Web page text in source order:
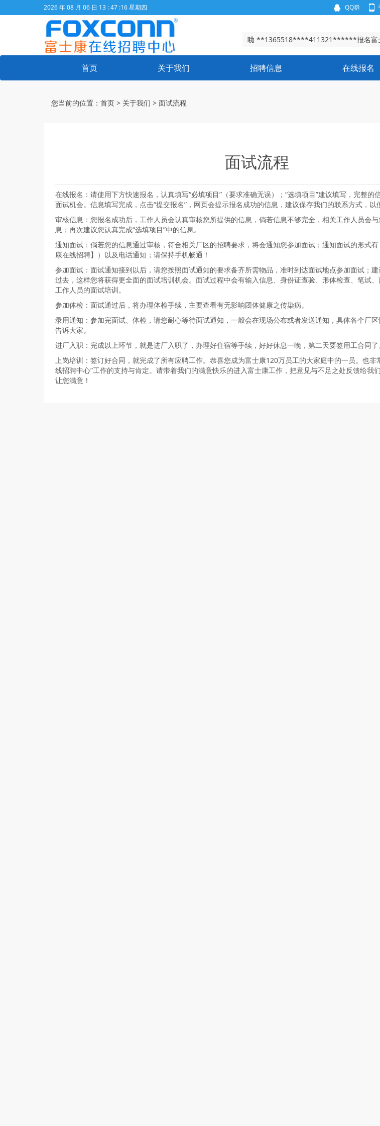
2026 年 08 月 06 日 13 : 47 :17 星期四 QQ群
功
叶 **1365518****411321******报名富士
功
唐 **1512013****511303******报名富
功
王**1511237****410524******报名富士
首页 关于我们 招聘信息 在线报名
您当前的位置： 首页 > 关于我们 > 面试流程
面试流程
在线报名：请使用下方快速报名，认真填写“必填项目”（要求准确无误）；“选填项目”建议填写，完整的
面试机会。信息填写完成，点击“提交报名”，网页会提示报名成功的信息，建议保存我们的联系方式，以
审核信息：您报名成功后，工作人员会认真审核您所提供的信息，倘若信息不够完全，相关工作人员会
息；再次建议您认真完成“选填项目”中的信息。
通知面试：倘若您的信息通过审核，符合相关厂区的招聘要求，将会通知您参加面试；通知面试的形式
康在线招聘】）以及电话通知；请保持手机畅通！
参加面试：面试通知接到以后，请您按照面试通知的要求备齐所需物品，准时到达面试地点参加面试；
过去，这样您将获得更全面的面试培训机会。面试过程中会有输入信息、身份证查验、形体检查、笔试
工作人员的面试培训。
参加体检：面试通过后，将办理体检手续，主要查看有无影响团体健康之传染病。
录用通知：参加完面试、体检，请您耐心等待面试通知，一般会在现场公布或者发送通知，具体各个厂
告诉大家。
进厂入职：完成以上环节，就是进厂入职了，办理好住宿等手续，好好休息一晚，第二天要签用工合同了
上岗培训：签订好合同，就完成了所有应聘工作。恭喜您成为富士康120万员工的大家庭中的一员。也非
线招聘中心”工作的支持与肯定。请带着我们的满意快乐的进入富士康工作，把意见与不足之处反馈给我
让您满意！